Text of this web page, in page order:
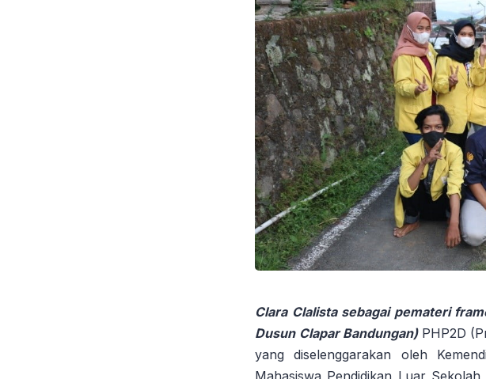
Clara Clalista sebagai pemateri
Dusun Clapar Bandungan) PHP2D
yang diselenggarakan oleh